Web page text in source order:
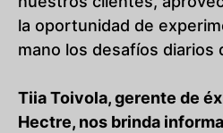
la oportunidad de
mano los desafíos
Tiia Toivola, gerente de
Hectre, nos brinda